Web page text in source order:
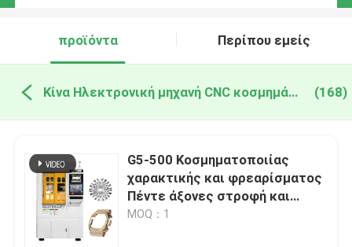
προϊόντα Περίπου εμείς
Κίνα Ηλεκτρονική μηχανή CNC κοσμημάτων (168)
G5-500 Κοσμηματοποιίας
χαρακτικής και φρεαρίσματος
Πέντε άξονες στροφή και
φρεαρίσματος σύνθετο μηχανή
MOQ：1